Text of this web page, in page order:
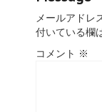
メールアドレ
付いている欄
コメント ※